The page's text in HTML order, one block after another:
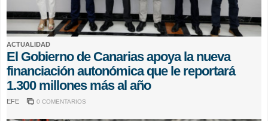
ACTUALIDAD
El Gobierno de Canarias apoya la nueva
financiación autonómica que le reportará
1.300 millones más al año
EFE 0 COMENTARIOS